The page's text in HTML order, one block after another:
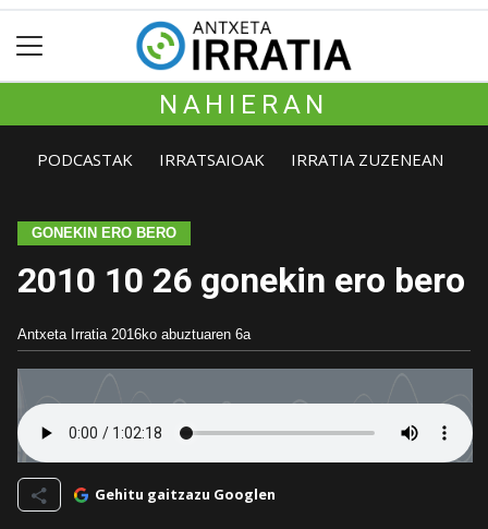
NAHIERAN
PODCASTAK IRRATSAIOAK IRRATIA ZUZENEAN
GONEKIN ERO BERO
2010 10 26 gonekin ero bero
Antxeta Irratia 2016ko abuztuaren 6a
Gehitu gaitzazu Googlen